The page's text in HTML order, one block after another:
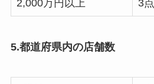
2,000万円以上 3点
5.都道府県内の店舗数